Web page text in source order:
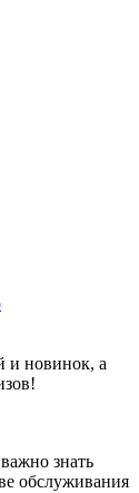
и новинок, а
знать
обслуживания